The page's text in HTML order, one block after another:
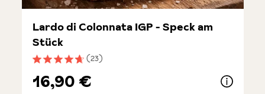
Durchschnittliche Bewertung von 4.6 von 5 Sternen
(23)
Lardo di Colonnata IGP - Speck am
Stück
16,90 €